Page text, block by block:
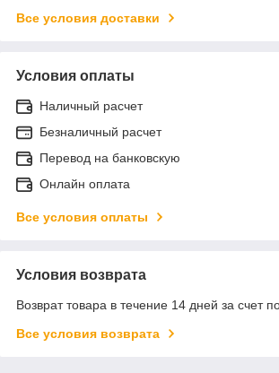
Все условия доставки
Условия оплаты
Наличный расчет
Безналичный расчет
Перевод на банковскую
Онлайн оплата
Все условия оплаты
Условия возврата
Возврат товара в течение 14 дней за счет
Все условия возврата